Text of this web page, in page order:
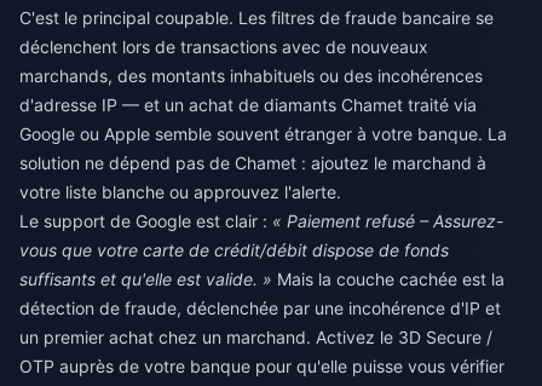
C'est le principal coupable. Les filtres de fraude bancaire se
déclenchent lors de transactions avec de nouveaux
marchands, des montants inhabituels ou des incohérences
d'adresse IP — et un achat de diamants Chamet traité via
Google ou Apple semble souvent étranger à votre banque. La
solution ne dépend pas de Chamet : ajoutez le marchand à
votre liste blanche ou approuvez l'alerte.
Le support de Google est clair : « Paiement refusé – Assurez-
vous que votre carte de crédit/débit dispose de fonds
suffisants et qu'elle est valide. » Mais la couche cachée est la
détection de fraude, déclenchée par une incohérence d'IP et
un premier achat chez un marchand. Activez le 3D Secure /
OTP auprès de votre banque pour qu'elle puisse vous vérifier